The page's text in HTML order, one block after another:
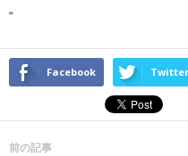
“
Facebook Twitter
前の記事